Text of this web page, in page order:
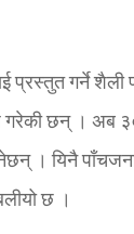
प्रस्तुत गर्ने शैली
छन् । अब ३०
। यिनै
छ ।